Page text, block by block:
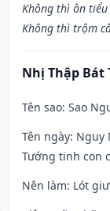
Không thì ôn
Không thì trộm
Nhị Thập Bát
Tên sao: Sao
Tên ngày: Nguy
Tướng tinh con
Nên làm: Lót